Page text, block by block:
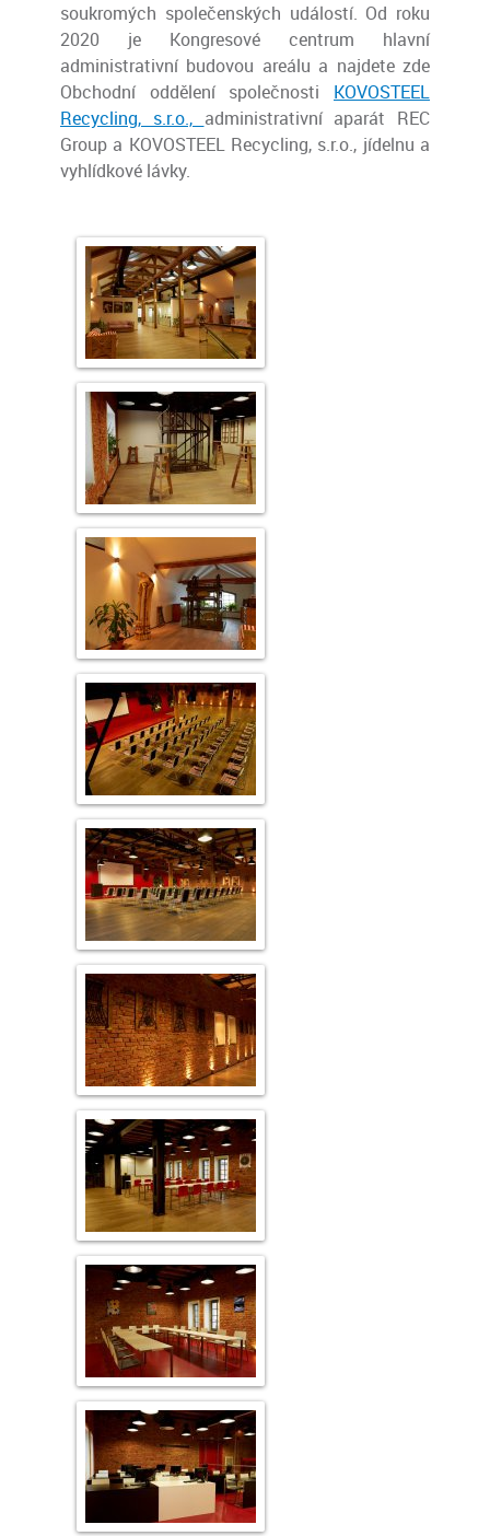
soukromých společenských událostí. Od roku
2020 je Kongresové centrum hlavní
administrativní budovou areálu a najdete zde
Obchodní oddělení společnosti KOVOSTEEL
Recycling, s.r.o., administrativní aparát REC
Group a KOVOSTEEL Recycling, s.r.o., jídelnu a
vyhlídkové lávky.